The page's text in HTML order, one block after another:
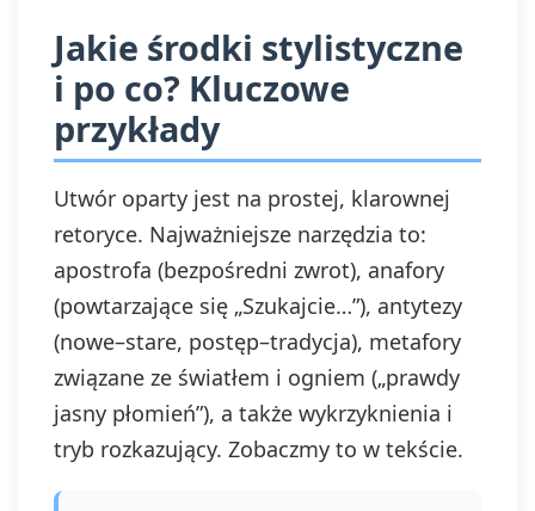
Jakie środki stylistyczne
i po co? Kluczowe
przykłady
Utwór oparty jest na prostej, klarownej
retoryce. Najważniejsze narzędzia to:
apostrofa (bezpośredni zwrot), anafory
(powtarzające się „Szukajcie…”), antytezy
(nowe–stare, postęp–tradycja), metafory
związane ze światłem i ogniem („prawdy
jasny płomień”), a także wykrzyknienia i
tryb rozkazujący. Zobaczmy to w tekście.